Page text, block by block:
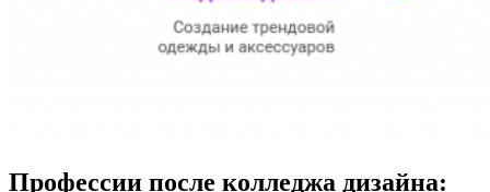
Профессии после колледжа дизайна: